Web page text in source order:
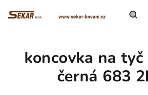
koncovka na
černá 683